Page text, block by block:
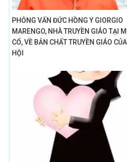
PHỎNG VẤN ĐỨC HỒNG Y GIORGIO
MARENGO, NHÀ TRUYỀN GIÁO TẠI
CỔ, VỀ BẢN CHẤT TRUYỀN GIÁO
HỘI